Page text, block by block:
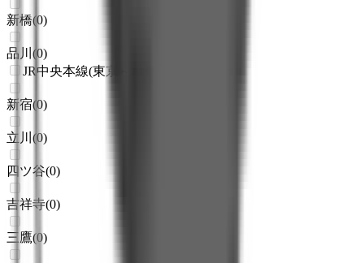
新橋(0)
品川 (0)
JR中央本線(東京～塩尻)
新宿(0)
立川 (0)
四ツ谷(0)
吉祥寺(0)
三鷹(0)